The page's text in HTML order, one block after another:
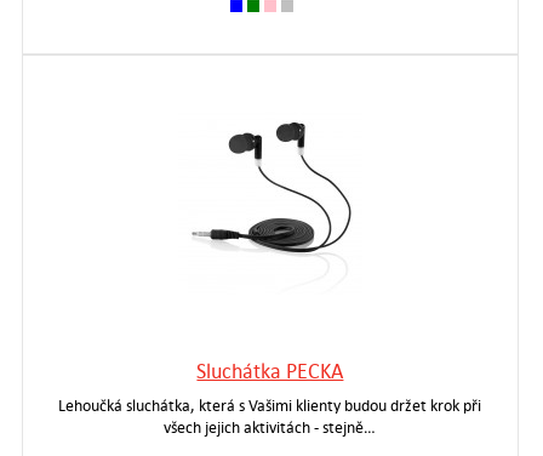
Sluchátka PECKA
Lehoučká sluchátka, která s Vašimi klienty budou držet krok při
všech jejich aktivitách - stejně…